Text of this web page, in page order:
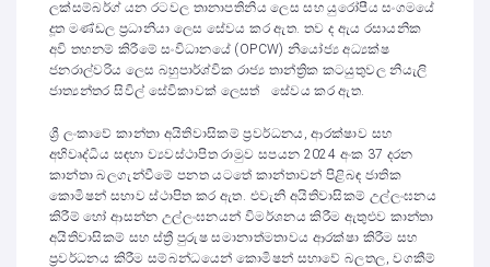
ලක්සම්බර්ග් යන රටවල තානාපතිනිය ලෙස සහ යුරෝපීය සංගමයේ
දූත මණ්ඩල ප්‍රධානියා ලෙස සේවය කර ඇත. තව ද ඇය රසායනික
අවි තහනම් කිරීමේ සංවිධානයේ (OPCW) නියෝජ්‍ය අධ්‍යක්ෂ
ජනරාල්වරිය ලෙස බහුපාර්ශ්වික රාජ්‍ය තාන්ත්‍රික කටයුතුවල නියැලි
ජාත්‍යන්තර සිවිල් සේවිකාවක් ලෙසත් සේවය කර ඇත.
ශ්‍රී ලංකාවේ කාන්තා අයිතිවාසිකම් ප්‍රවර්ධනය, ආරක්ෂාව සහ
අභිවෘද්ධිය සඳහා ව්‍යවස්ථාපිත රාමුව සපයන 2024 අංක 37 දරන
කාන්තා බලගැන්වීමේ පනත යටතේ කාන්තාවන් පිළිබඳ ජාතික
කොමිෂන් සභාව ස්ථාපිත කර ඇත. එවැනි අයිතිවාසිකම් උල්ලංඝනය
කිරීම් හෝ ආසන්න උල්ලංඝනයන් විමර්ශනය කිරීම ඇතුළුව කාන්තා
අයිතිවාසිකම් සහ ස්ත්‍රී පුරුෂ සමානාත්මතාවය ආරක්ෂා කිරීම සහ
ප්‍රවර්ධනය කිරීම සම්බන්ධයෙන් කොමිෂන් සභාවේ බලතල, වගකීම්